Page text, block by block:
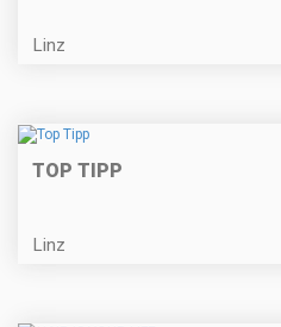
Linz
TOP TIPP
Linz